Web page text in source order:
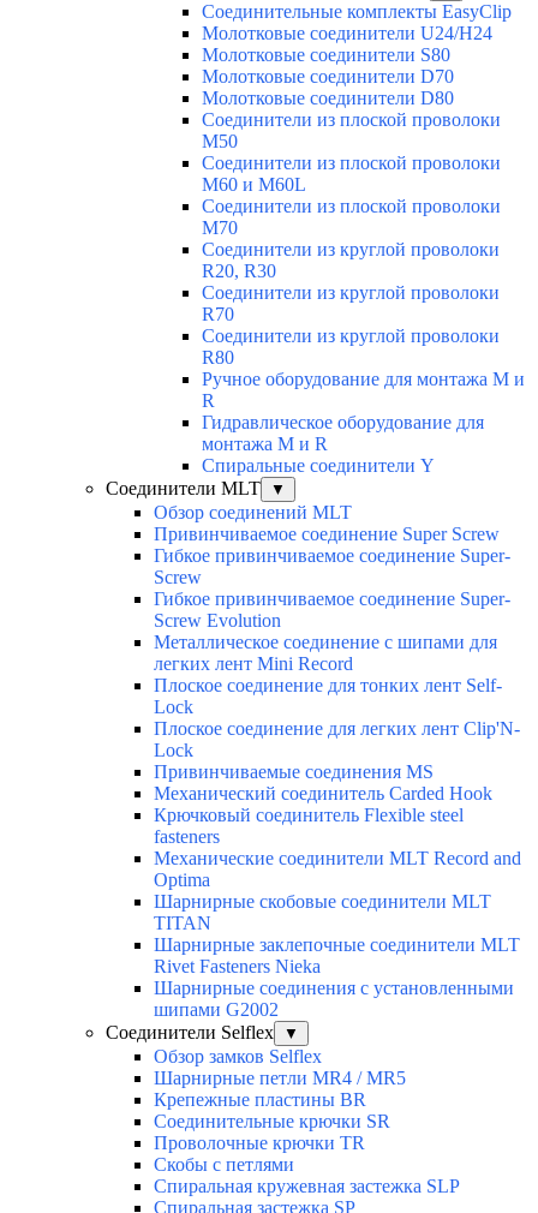
Соединительные комплекты EasyClip
Молотковые соединители U24/H24
Молотковые соединители S80
Молотковые соединители D70
Молотковые соединители D80
Соединители из плоской проволоки
M50
Соединители из плоской проволоки
M60 и M60L
Соединители из плоской проволоки
M70
Соединители из круглой проволоки
R20, R30
Соединители из круглой проволоки
R70
Соединители из круглой проволоки
R80
Ручное оборудование для монтажа M и
R
Гидравлическое оборудование для
монтажа M и R
Спиральные соединители Y
Соединители MLT
▼
Обзор соединений MLT
Привинчиваемое соединение Super Screw
Гибкое привинчиваемое соединение Super-
Screw
Гибкое привинчиваемое соединение Super-
Screw Evolution
Металлическое соединение с шипами для
легких лент Mini Record
Плоское соединение для тонких лент Self-
Lock
Плоское соединение для легких лент Clip'N-
Lock
Привинчиваемые соединения MS
Механический соединитель Carded Hook
Крючковый соединитель Flexible steel
fasteners
Механические соединители MLT Record and
Optima
Шарнирные скобовые соединители MLT
TITAN
Шарнирные заклепочные соединители MLT
Rivet Fasteners Nieka
Шарнирные соединения с установленными
шипами G2002
Соединители Selflex
▼
Обзор замков Selflex
Шарнирные петли MR4 / MR5
Крепежные пластины BR
Соединительные крючки SR
Проволочные крючки TR
Скобы с петлями
Спиральная кружевная застежка SLP
Спиральная застежка SP